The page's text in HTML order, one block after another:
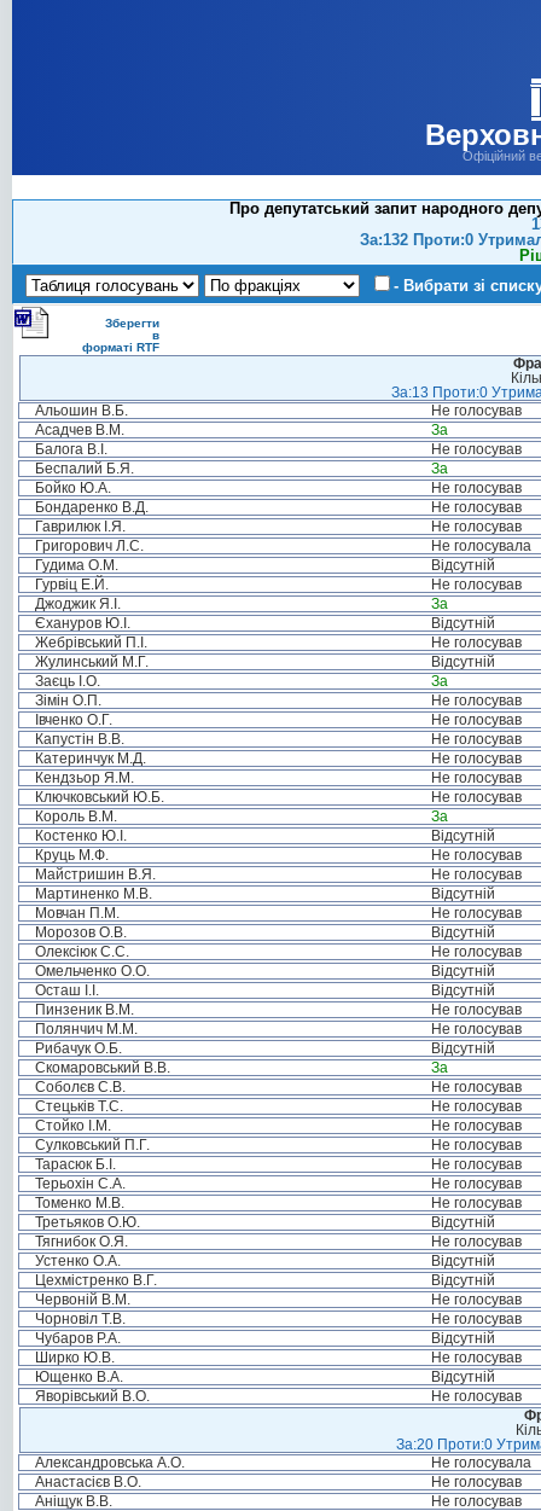
Офіційний
Про депутатський запит народного
За:132 Проти:0
- Вибрати зі
Зберегти
в
форматі RTF
За:13 Проти:0
Альошин В.Б.
Не голосував
Асадчев В.М.
За
Балога В.І.
Не голосував
Беспалий Б.Я.
За
Бойко Ю.А.
Не голосував
Бондаренко В.Д.
Не голосував
Гаврилюк І.Я.
Не голосував
Григорович Л.С.
Не голосувала
Гудима О.М.
Відсутній
Гурвіц Е.Й.
Не голосував
Джоджик Я.І.
За
Єхануров Ю.І.
Відсутній
Жебрівський П.І.
Не голосував
Жулинський М.Г.
Відсутній
Заєць І.О.
За
Зімін О.П.
Не голосував
Івченко О.Г.
Не голосував
Капустін В.В.
Не голосував
Катеринчук М.Д.
Не голосував
Кендзьор Я.М.
Не голосував
Ключковський Ю.Б.
Не голосував
Король В.М.
За
Костенко Ю.І.
Відсутній
Круць М.Ф.
Не голосував
Майстришин В.Я.
Не голосував
Мартиненко М.В.
Відсутній
Мовчан П.М.
Не голосував
Морозов О.В.
Відсутній
Олексіюк С.С.
Не голосував
Омельченко О.О.
Відсутній
Осташ І.І.
Відсутній
Пинзеник В.М.
Не голосував
Полянчич М.М.
Не голосував
Рибачук О.Б.
Відсутній
Скомаровський В.В.
За
Соболєв С.В.
Не голосував
Стецьків Т.С.
Не голосував
Стойко І.М.
Не голосував
Сулковський П.Г.
Не голосував
Тарасюк Б.І.
Не голосував
Терьохін С.А.
Не голосував
Томенко М.В.
Не голосував
Третьяков О.Ю.
Відсутній
Тягнибок О.Я.
Не голосував
Устенко О.А.
Відсутній
Цехмістренко В.Г.
Відсутній
Червоній В.М.
Не голосував
Чорновіл Т.В.
Не голосував
Чубаров Р.А.
Відсутній
Ширко Ю.В.
Не голосував
Ющенко В.А.
Відсутній
Яворівський В.О.
Не голосував
За:20 Проти:0
Александровська А.О.
Не голосувала
Анастасієв В.О.
Не голосував
Аніщук В.В.
Не голосував